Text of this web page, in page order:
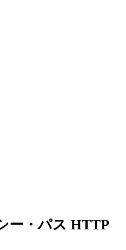
ー・パス HTTP